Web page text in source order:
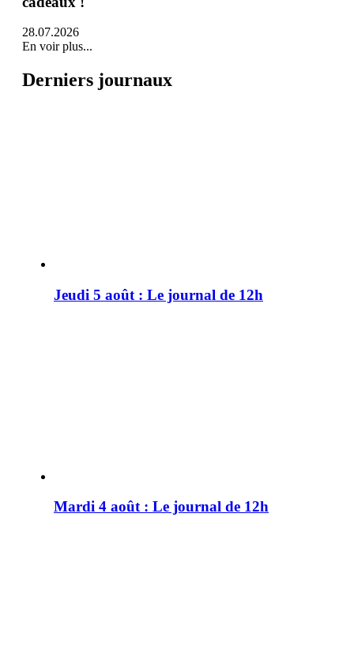
28.07.2026
En voir plus...
Derniers journaux
Jeudi 5 août : Le journal de 12h
Mardi 4 août : Le journal de 12h